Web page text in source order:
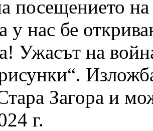
посещението
у нас бе
Ужасът на
Загора и
г.